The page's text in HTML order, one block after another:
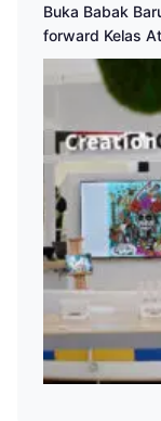
Buka Babak
forward Kelas